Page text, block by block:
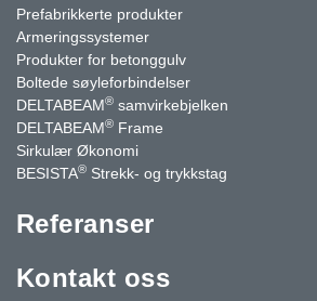
Prefabrikkerte produkter
Armeringssystemer
Produkter for betonggulv
Boltede søyleforbindelser
DELTABEAM® samvirkebjelken
DELTABEAM® Frame
Sirkulær Økonomi
BESISTA® Strekk- og trykkstag
Referanser
Kontakt oss